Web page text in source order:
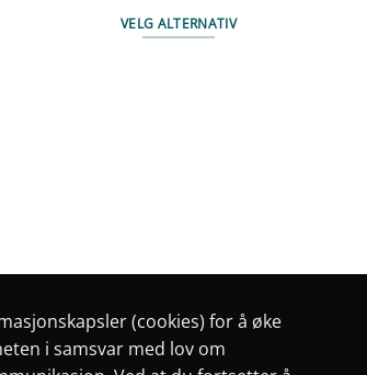
VELG ALTERNATIV
produktsiden
(cookies) for å øke
i samsvar med lov om